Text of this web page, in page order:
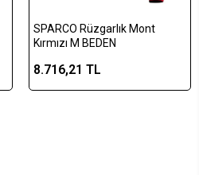
SPARCO Rüzgarlık Mont
Kırmızı M BEDEN
8.716,21 TL